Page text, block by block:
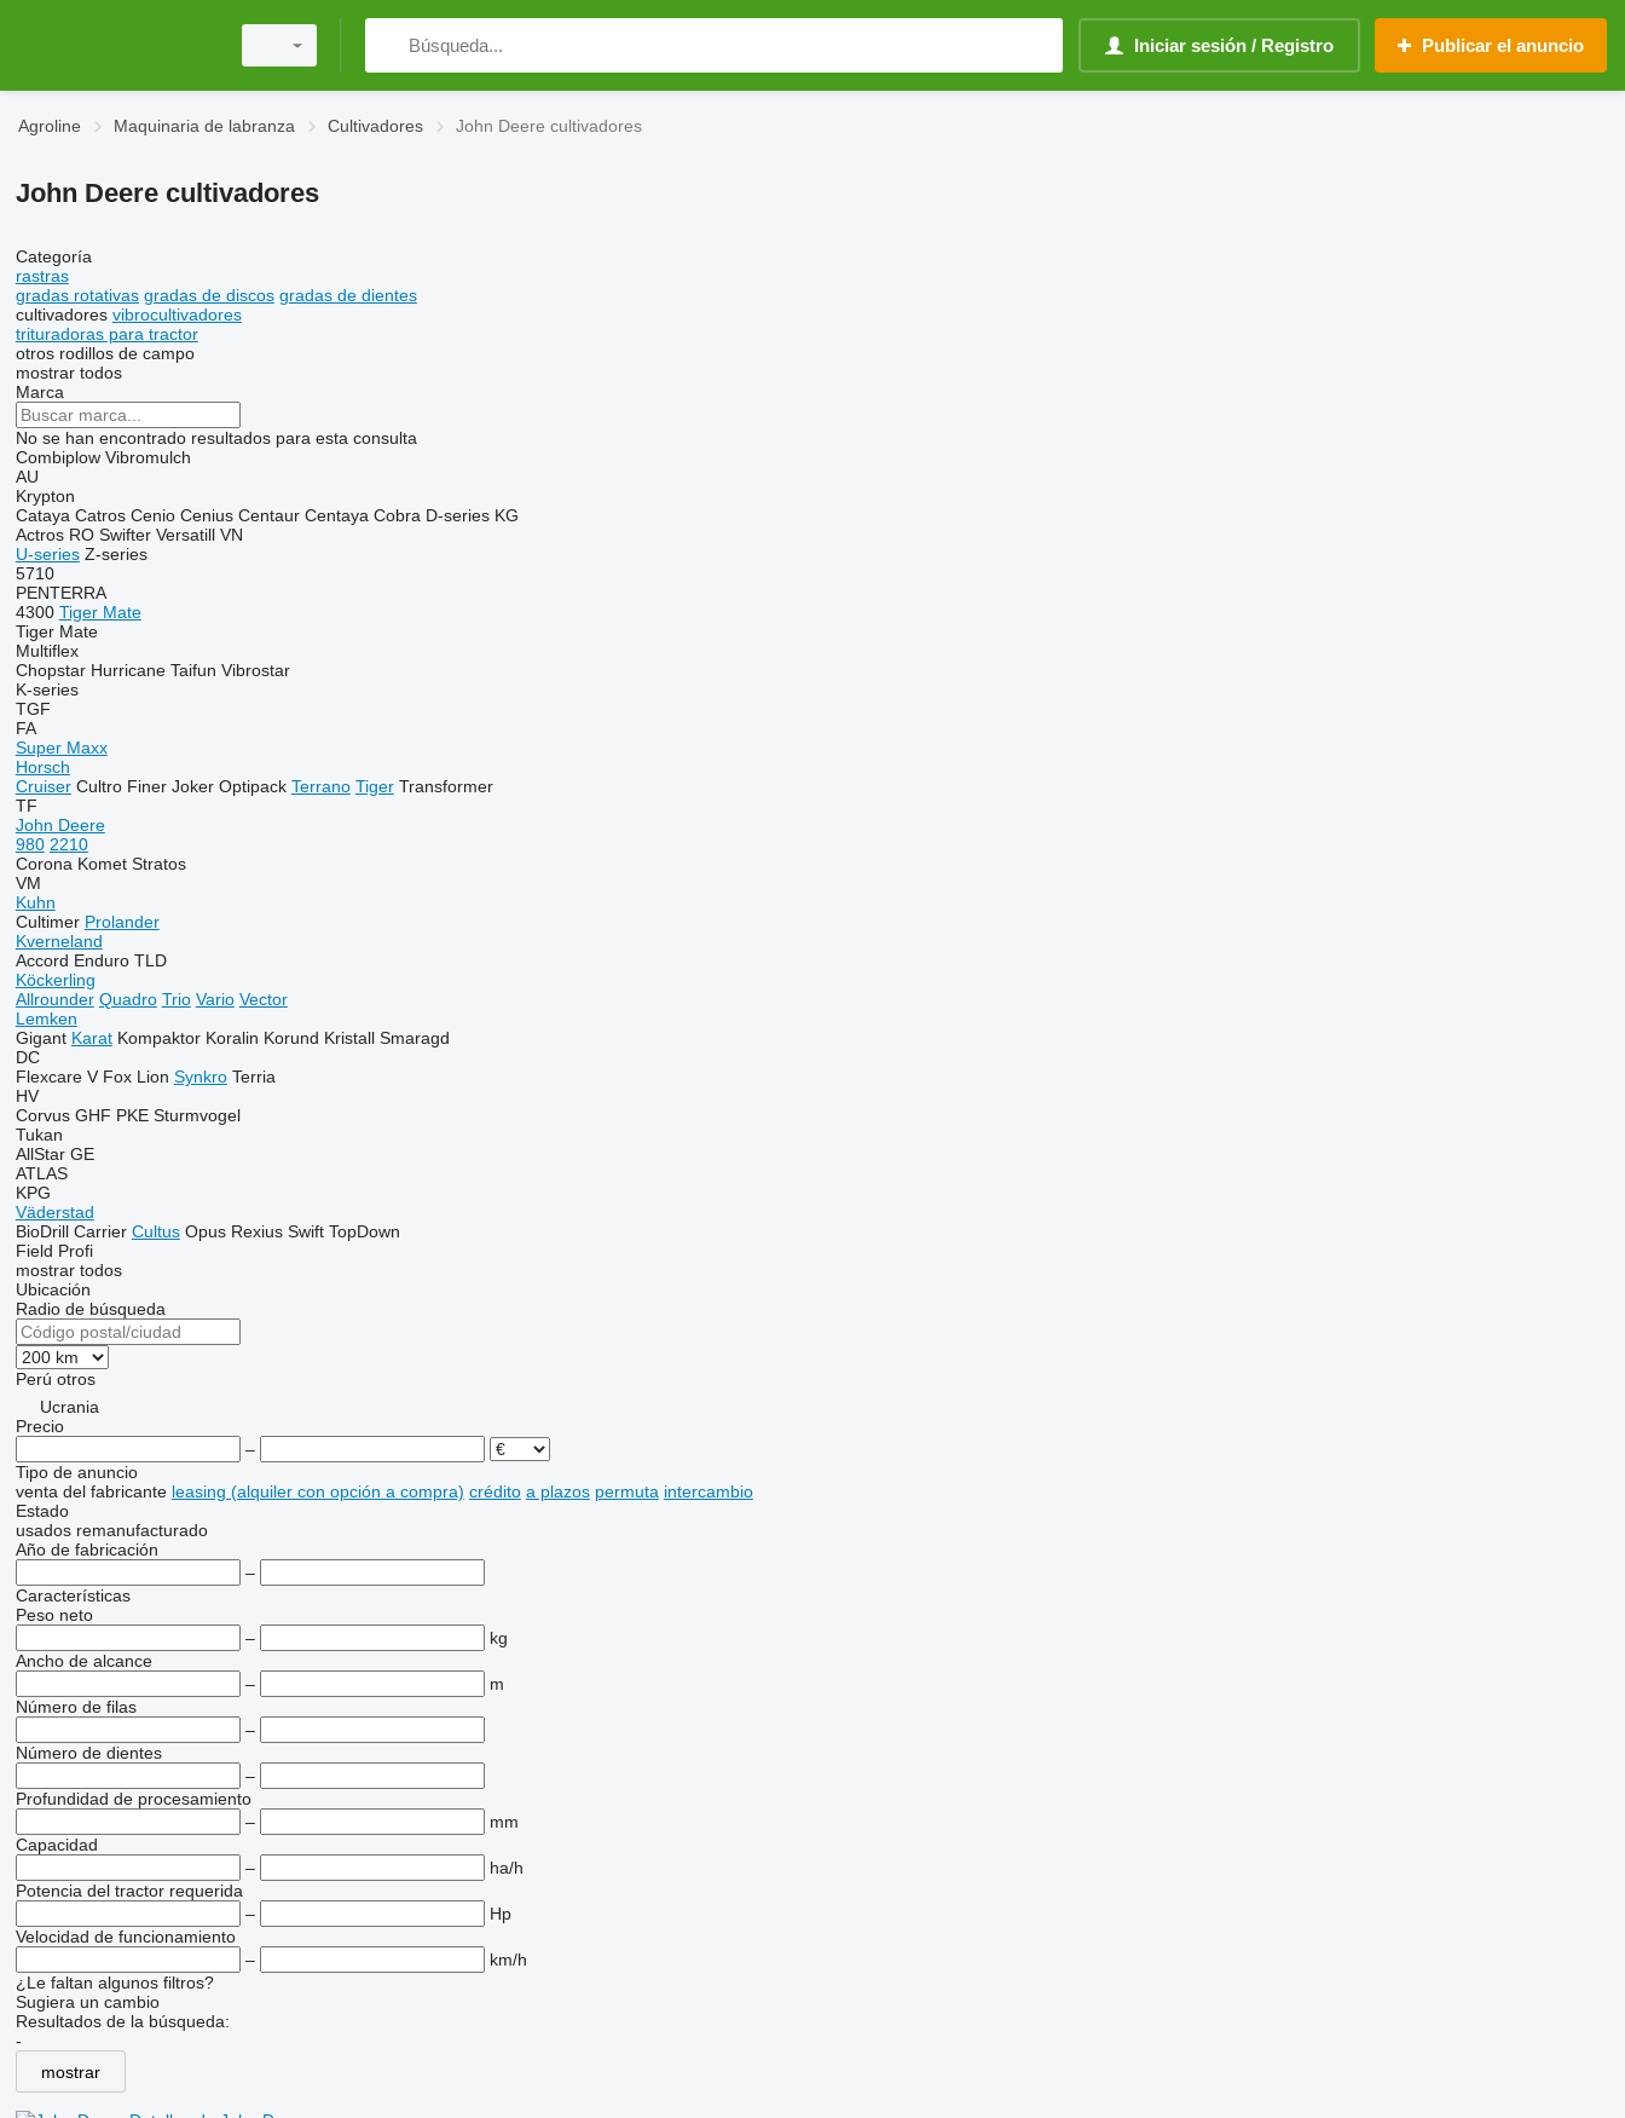
Iniciar sesión / Registro Publicar el anuncio
Agroline Maquinaria de labranza Cultivadores John Deere cultivadores
John Deere cultivadores
Categoría
rastras
gradas rotativas gradas de discos gradas de dientes
cultivadores vibrocultivadores
trituradoras para tractor
otros rodillos de campo
mostrar todos
Marca
No se han encontrado resultados para esta consulta
Combiplow Vibromulch
AU
Krypton
Cataya Catros Cenio Cenius Centaur Centaya Cobra D-series KG
Actros RO Swifter Versatill VN
U-series Z-series
5710
PENTERRA
4300 Tiger Mate
Tiger Mate
Multiflex
Chopstar Hurricane Taifun Vibrostar
K-series
TGF
FA
Super Maxx
Horsch
Cruiser Cultro Finer Joker Optipack Terrano Tiger Transformer
TF
John Deere
980 2210
Corona Komet Stratos
VM
Kuhn
Cultimer Prolander
Kverneland
Accord Enduro TLD
Köckerling
Allrounder Quadro Trio Vario Vector
Lemken
Gigant Karat Kompaktor Koralin Korund Kristall Smaragd
DC
Flexcare V Fox Lion Synkro Terria
HV
Corvus GHF PKE Sturmvogel
Tukan
AllStar GE
ATLAS
KPG
Väderstad
BioDrill Carrier Cultus Opus Rexius Swift TopDown
Field Profi
mostrar todos
Ubicación
Radio de búsqueda
Perú otros
Ucrania
Precio
–
Tipo de anuncio
venta del fabricante leasing (alquiler con opción a compra) crédito a plazos permuta intercambio
Estado
usados remanufacturado
Año de fabricación
–
Características
Peso neto
–
kg
Ancho de alcance
–
m
Número de filas
–
Número de dientes
–
Profundidad de procesamiento
–
mm
Capacidad
–
ha/h
Potencia del tractor requerida
–
Hp
Velocidad de funcionamiento
–
km/h
¿Le faltan algunos filtros?
Sugiera un cambio
Resultados de la búsqueda:
-
mostrar